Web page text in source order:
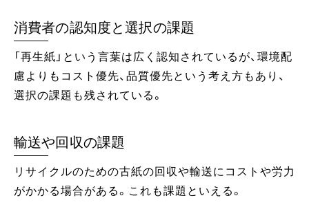
消費者の認知度と選択の課題
「再生紙」という言葉は広く認知されているが、環境配
慮よりもコスト優先、品質優先という考え方もあり、
選択の課題も残されている。
輸送や回収の課題
リサイクルのための古紙の回収や輸送にコストや労力
がかかる場合がある。これも課題といえる。